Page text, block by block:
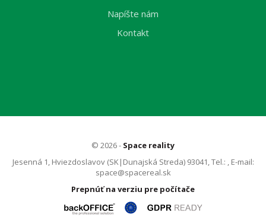
Napíšte nám
Kontakt
© 2026 - Space reality
Jesenná 1, Hviezdoslavov (SK|Dunajská Streda) 93041, Tel.: , E-mail:
space@spacereal.sk
Prepnúť na verziu pre počítače